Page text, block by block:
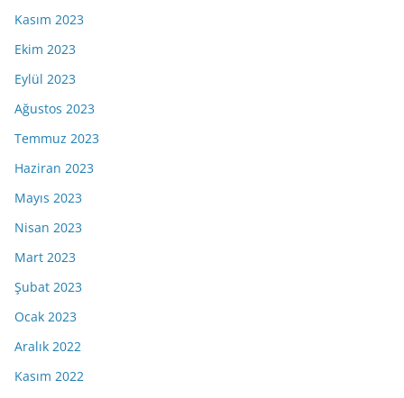
Kasım 2023
Ekim 2023
Eylül 2023
Ağustos 2023
Temmuz 2023
Haziran 2023
Mayıs 2023
Nisan 2023
Mart 2023
Şubat 2023
Ocak 2023
Aralık 2022
Kasım 2022